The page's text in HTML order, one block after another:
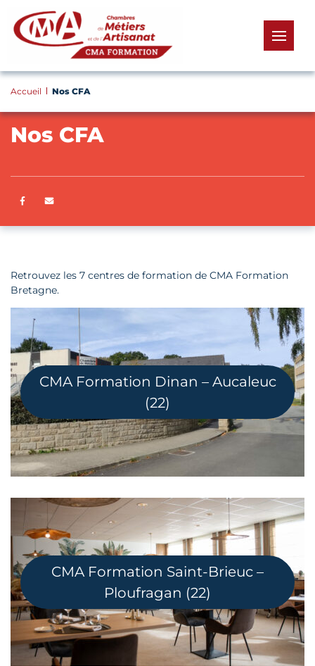
menu
Accueil Nos CFA
Nos CFA
Partager sur Facebook
Retrouvez les 7 centres de formation de CMA Formation
Bretagne.
CMA Formation Dinan – Aucaleuc
(22)
CMA Formation Saint-Brieuc –
Ploufragan (22)